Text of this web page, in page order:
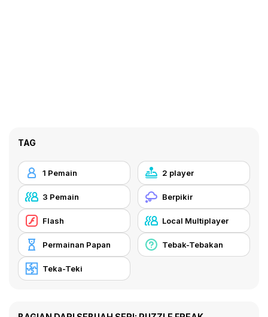
TAG
1 Pemain 2 player
3 Pemain Berpikir
Flash Local Multiplayer
Permainan Papan Tebak-Tebakan
Teka-Teki